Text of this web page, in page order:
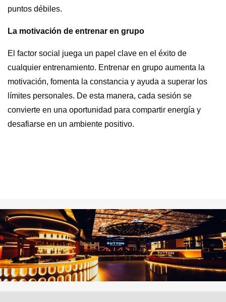
puntos débiles.
La motivación de entrenar en grupo
El factor social juega un papel clave en el éxito de
cualquier entrenamiento. Entrenar en grupo aumenta la
motivación, fomenta la constancia y ayuda a superar los
límites personales. De esta manera, cada sesión se
convierte en una oportunidad para compartir energía y
desafiarse en un ambiente positivo.